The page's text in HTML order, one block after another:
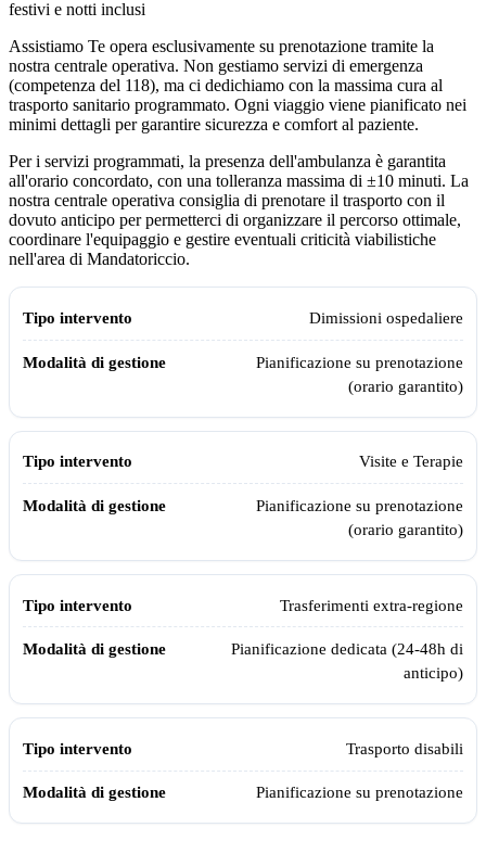
festivi e notti inclusi
Assistiamo Te opera esclusivamente su prenotazione tramite la
nostra centrale operativa. Non gestiamo servizi di emergenza
(competenza del 118), ma ci dedichiamo con la massima cura al
trasporto sanitario programmato. Ogni viaggio viene pianificato nei
minimi dettagli per garantire sicurezza e comfort al paziente.
Per i servizi programmati, la presenza dell'ambulanza è garantita
all'orario concordato, con una tolleranza massima di ±10 minuti. La
nostra centrale operativa consiglia di prenotare il trasporto con il
dovuto anticipo per permetterci di organizzare il percorso ottimale,
coordinare l'equipaggio e gestire eventuali criticità viabilistiche
nell'area di Mandatoriccio.
Modalità di gestione e pianificazione dell'ambulanza privata
Tipo intervento
Dimissioni ospedaliere
Pianificazione su prenotazione
(orario garantito)
Visite e Terapie
Pianificazione su prenotazione
(orario garantito)
Trasferimenti extra-regione
Pianificazione dedicata (24-48h di
anticipo)
Trasporto disabili
Pianificazione su prenotazione